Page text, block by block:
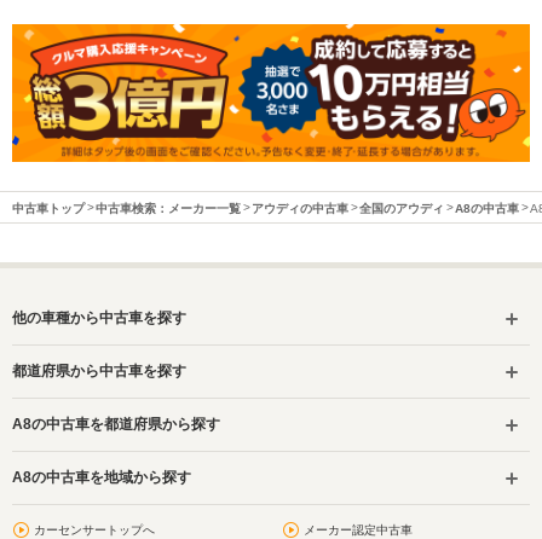
中古車トップ 中古車検索：メーカー一覧 アウディの中古車 全国のアウディ A8の中古車
他の車種から中古車を探す
都道府県から中古車を探す
A8の中古車を都道府県から探す
A8の中古車を地域から探す
カーセンサートップへ メーカー認定中古車